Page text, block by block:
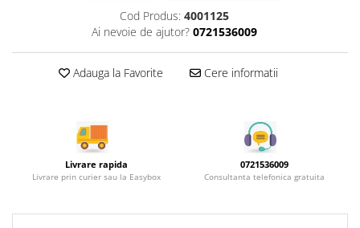
Cosuri Jolly si coloaneCod Produs: 4001125
Ai nevoie de ajutor? 0721536009
Adauga la Favorite Cere informatii
Livrare rapida
Livrare prin curier sau la Easybox
0721536009
Consultanta telefonica gratuita